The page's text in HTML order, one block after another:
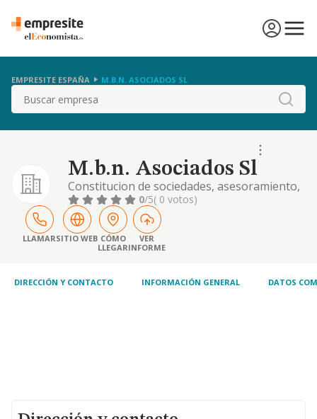
EMPRESITE ESPAÑA M.B.N. ASOCIADOS SL
Buscar
M.b.n. Asociados Sl
Constitucion de sociedades, asesoramiento,
gestion de empresas, adquisicion de
inmuebles de valores mobiliarios.
0/5( 0 votos)
LLAMARSITIO WEB CÓMO
LLEGAR
VER
INFORME
DIRECCIÓN Y CONTACTO INFORMACIÓN GENERAL DATOS